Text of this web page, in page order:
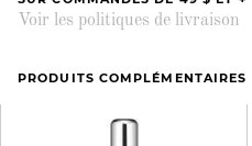
Voir les politiques de livraison
PRODUITS COMPLÉMENTAIRES